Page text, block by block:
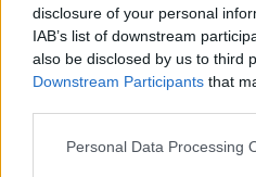
disclosure of your personal
IAB’s list of downstream
also be disclosed by us to third
Downstream Participants that
Please note that this website/
Personal Data Processing
Guía completa de
mejorar tu cocina